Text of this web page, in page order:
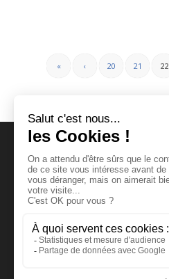
« ‹ 20 21 22
MENU RAPIDE
La MEE-MIFE Isère
Actions individuelles
Recruter